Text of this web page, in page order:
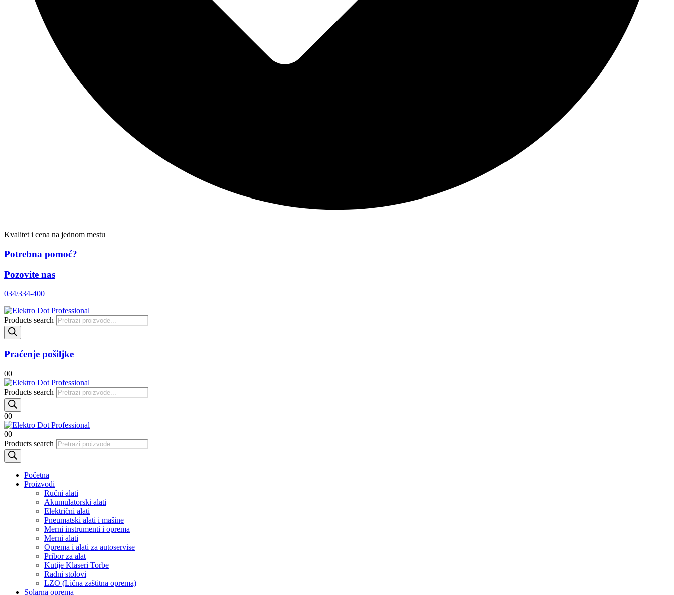
Kvalitet i cena na jednom mestu
Potrebna pomoć?
Pozovite nas
034/334-400
Products search
Praćenje pošiljke
00
Products search
00
00
Products search
Početna
Proizvodi
Ručni alati
Akumulatorski alati
Električni alati
Pneumatski alati i mašine
Merni instrumenti i oprema
Merni alati
Oprema i alati za autoservise
Pribor za alat
Kutije Klaseri Torbe
Radni stolovi
LZO (Lična zaštitna oprema)
Solarna oprema